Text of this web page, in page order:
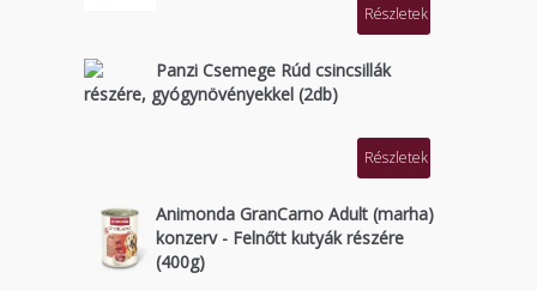
Részletek
Panzi Csemege Rúd csincsillák
részére, gyógynövényekkel (2db)
Részletek
Animonda GranCarno Adult (marha)
konzerv - Felnőtt kutyák részére
(400g)